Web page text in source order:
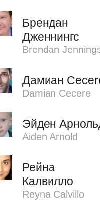
Брендан
Дженнингс
Brendan
Дамиан
Damian Cecere
Эйден
Aiden Arnold
Рейна
Калвилло
Reyna Calvillo